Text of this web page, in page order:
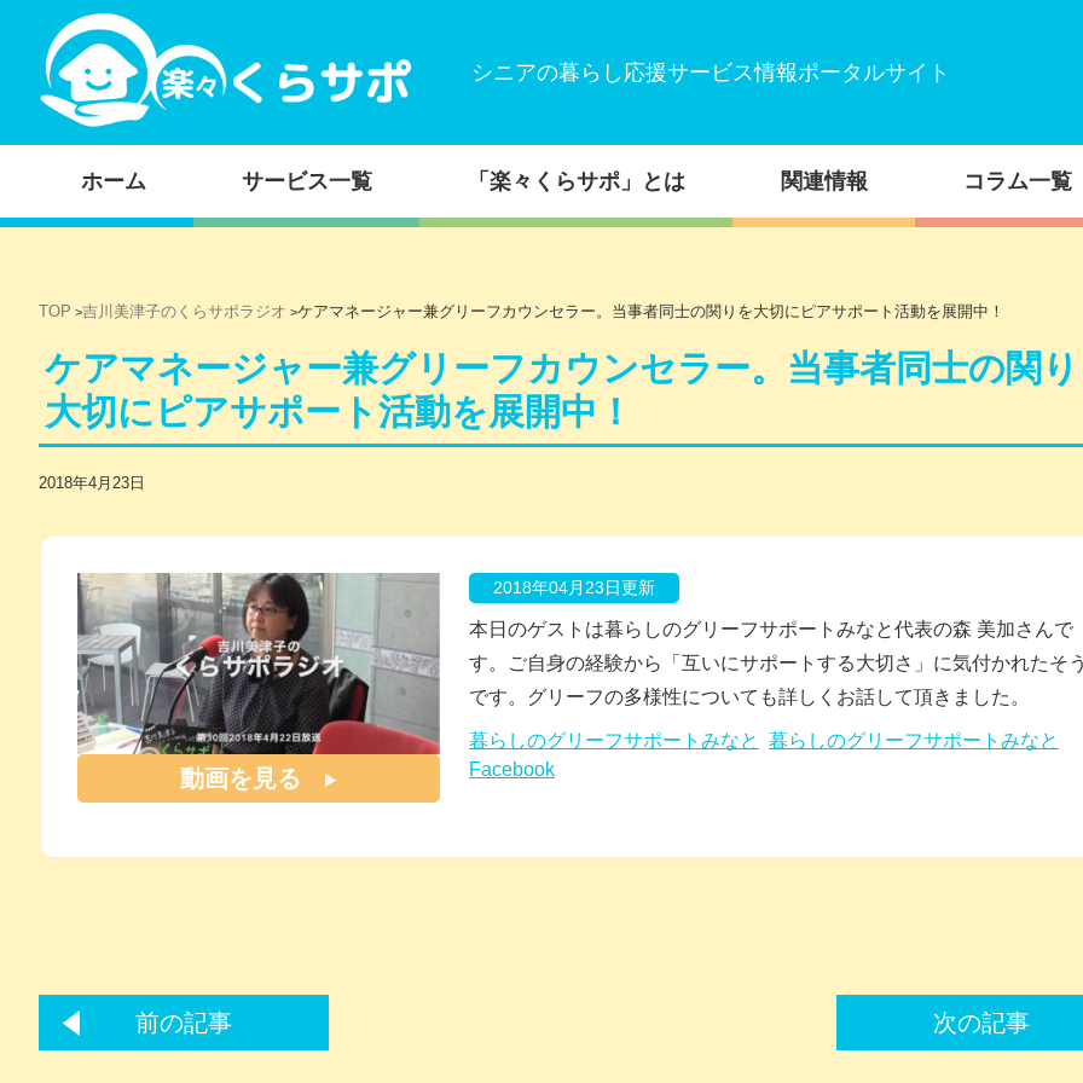
シニアの暮らし応援サービス情報ポータルサイト
コンテンツに移動
ホーム サービス一覧 「楽々くらサポ」とは 関連情報 コラム一覧
TOP >吉川美津子のくらサポラジオ >ケアマネージャー兼グリーフカウンセラー。当事者同士の関りを大切にピアサポート活動を展開中！
ケアマネージャー兼グリーフカウンセラー。当事者同士の関
大切にピアサポート活動を展開中！
2018年4月23日
動画を見る
2018年04月23日更新
本日のゲストは暮らしのグリーフサポートみなと代表の森 美加さんで
す。ご自身の経験から「互いにサポートする大切さ」に気付かれたそ
です。グリーフの多様性についても詳しくお話して頂きました。
暮らしのグリーフサポートみなと
暮らしのグリーフサポートみなと
Facebook
前の記事 次の記事